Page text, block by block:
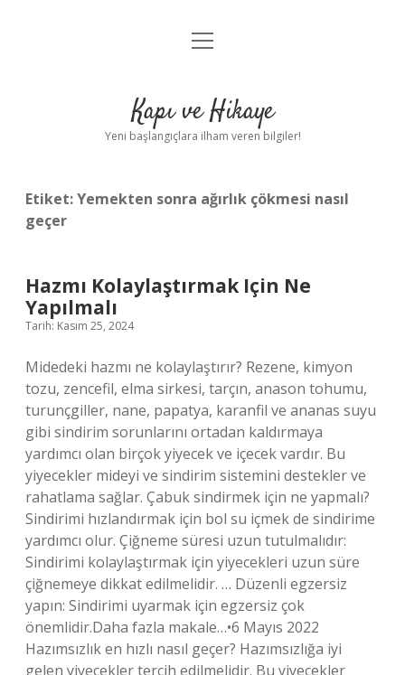
Anasayfa
Yasal Uyarı
menüyü
Kapı ve Hikaye
Yeni başlangıçlara ilham veren bilgiler!
Etiket:Yemekten sonra ağırlık çökmesi nasıl
geçer
Hazmı Kolaylaştırmak Için Ne
Yapılmalı
Tarih: Kasım 25, 2024
Midedeki hazmı ne kolaylaştırır? Rezene, kimyon
tozu, zencefil, elma sirkesi, tarçın, anason tohumu,
turunçgiller, nane, papatya, karanfil ve ananas suyu
gibi sindirim sorunlarını ortadan kaldırmaya
yardımcı olan birçok yiyecek ve içecek vardır. Bu
yiyecekler mideyi ve sindirim sistemini destekler ve
rahatlama sağlar. Çabuk sindirmek için ne yapmalı?
Sindirimi hızlandırmak için bol su içmek de sindirime
yardımcı olur. Çiğneme süresi uzun tutulmalıdır:
Sindirimi kolaylaştırmak için yiyecekleri uzun süre
çiğnemeye dikkat edilmelidir. … Düzenli egzersiz
yapın: Sindirimi uyarmak için egzersiz çok
önemlidir.Daha fazla makale…•6 Mayıs 2022
Hazımsızlık en hızlı nasıl geçer? Hazımsızlığa iyi
gelen yiyecekler tercih edilmelidir. Bu yiyecekler